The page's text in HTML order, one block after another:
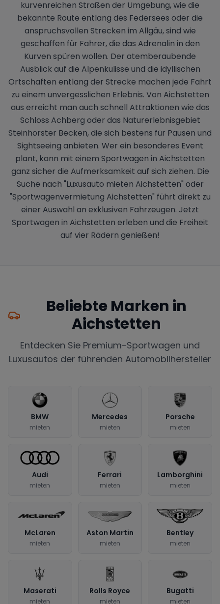
kurvenreichen Straßen der Umgebung, wie die
bekannte Route entlang des Federsees oder die
anspruchsvollen Strecken im Allgäu, sind wie
geschaffen für Fahrer, die das Adrenalin in den
Kurven spüren wollen. Der atemberaubende
Ausblick auf die Alpenkulisse und die idyllischen
Ortschaften entlang der Strecke machen jede Fahrt
zu einem unvergesslichen Erlebnis. Von Aichstetten
aus erreicht man auch schnell Attraktionen wie das
Schloss Achberg oder das Naturerlebnisgebiet
Steinhorster Becken, die sich bestens für Pausen und
Sightseeing anbieten. Wer ein besonderes Event
plant, kann mit einem Sportwagen in Aichstetten
ganz sicher die Aufmerksamkeit auf sich ziehen. Die
Suche nach "Luxusauto mieten Aichstetten" oder
"Sportwagenvermietung Aichstetten" führt direkt zu
einer Auswahl an exklusiven Fahrzeugen. Jetzt
Sportwagen in Aichstetten erleben und die Freiheit
auf vier Rädern genießen!
Beliebte Marken in
Aichstetten
Entdecken Sie Premium-Sportwagen und
Luxusautos der führenden Automobilhersteller
BMW
mieten
Mercedes
mieten
Porsche
mieten
Audi
mieten
Ferrari
mieten
Lamborghini
mieten
McLaren
mieten
Aston Martin
mieten
Bentley
mieten
Maserati
mieten
Rolls Royce
mieten
Bugatti
mieten